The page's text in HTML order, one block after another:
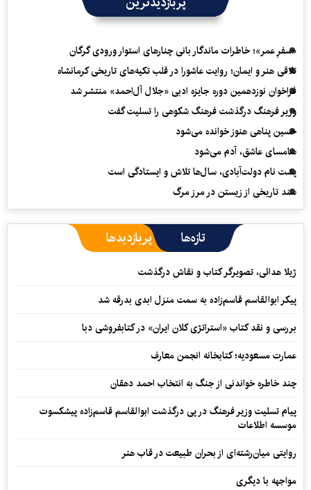
«سفرِ عمر»؛ خاطرات ماندگار بانی چنارهای استوار ورودی گرگان
تلاقی هنر و ایمان؛ روایت عاشورا در قلب تکیه‌های تاریخی کرمانشاه
فراخوان نوزدهمین دوره جایزه ادبی «جلال آل‌احمد» منتشر شد
وزیر فرهنگ درگذشت فرهنگ شکوهی را تسلیت گفت
حسین پناهی هنوز خوانده می‌شود
سامسای عاشق، آدم می‌شود
پشت نام دولت‌آبادی، سال‌ها تلاش و ایستادگی است
سند تاریخی از زیستن در مرز مرگ
تازه‌ها پربازدیدها
ژیلا هدائی، تصویرگر کتاب و نقاش درگذشت
پیکر ابوالقاسم قاسم‌زاده به سمت منزل ابدی بدرقه شد
بررسی و نقد کتاب «استراتژی کلان ایران» در کتابفروشی دبا
عمارت مسعودیه؛ کتابخانه انجمن معارف
چند خاطره خواندنی از جنگ به انتخاب احمد دهقان
پیام تسلیت وزیر فرهنگ در پی درگذشت ابوالقاسم قاسم‌زاده پیشکسوت
موسسه اطلاعات
روایتی میان‌رشته‌ای از بحران طبیعت در قاب هنر
مواجهه با دیگری